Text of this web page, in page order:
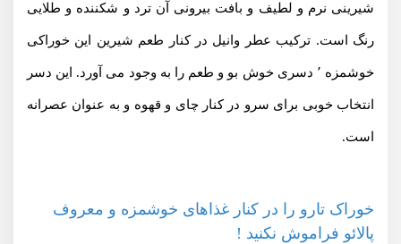
شیرینی نرم و لطیف و بافت بیرونی آن ترد و شکننده و طلایی
رنگ است. ترکیب عطر وانیل در کنار طعم شیرین این خوراکی
خوشمزه ٬ دسری خوش بو و طعم را به وجود می آورد. این دسر
انتخاب خوبی برای سرو در کنار چای و قهوه و به عنوان عصرانه
است.
خوراک تارو را در کنار غذاهای خوشمزه و معروف
پالائو فراموش نکنید !